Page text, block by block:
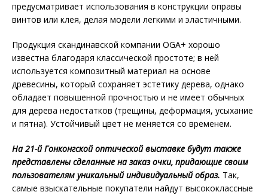
предусматривает использования в конструкции оправы
винтов или клея, делая модели легкими и эластичными.
Продукция скандинавской компании OGA+ хорошо
известна благодаря классической простоте; в ней
используется композитный материал на основе
древесины, который сохраняет эстетику дерева, однако
обладает повышенной прочностью и не имеет обычных
для дерева недостатков (трещины, деформация, усыхание
и пятна). Устойчивый цвет не меняется со временем.
На 21-й Гонконгской оптической выставке будут также
представлены сделанные на заказ очки, придающие своим
пользователям уникальный индивидуальный образ. Так,
самые взыскательные покупатели найдут высококлассные